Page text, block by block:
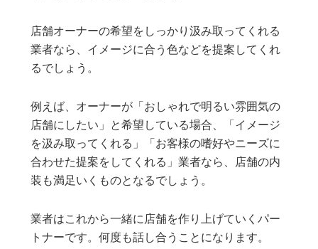
店舗オーナーの希望をしっかり汲み取ってくれる
業者なら、イメージに合う色などを提案してくれ
るでしょう。
例えば、オーナーが「おしゃれで明るい雰囲気の
店舗にしたい」と希望している場合、「イメージ
を汲み取ってくれる」「お客様の嗜好やニーズに
合わせた提案をしてくれる」業者なら、店舗の内
装も満足いくものとなるでしょう。
業者はこれから一緒に店舗を作り上げていくパー
トナーです。何度も話し合うことになります。